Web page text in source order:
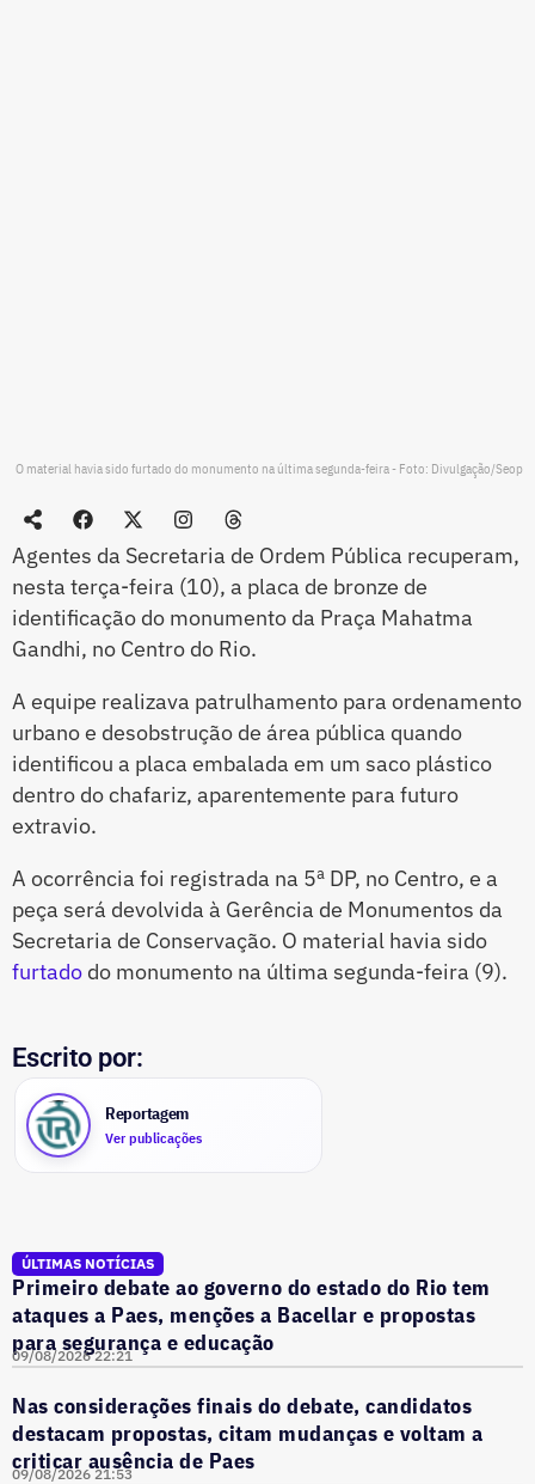
O material havia sido furtado do monumento na última segunda-feira - Foto: Divulgação/Seop
Agentes da Secretaria de Ordem Pública recuperam,
nesta terça-feira (10), a placa de bronze de
identificação do monumento da Praça Mahatma
Gandhi, no Centro do Rio.
A equipe realizava patrulhamento para ordenamento
urbano e desobstrução de área pública quando
identificou a placa embalada em um saco plástico
dentro do chafariz, aparentemente para futuro
extravio.
A ocorrência foi registrada na 5ª DP, no Centro, e a
peça será devolvida à Gerência de Monumentos da
Secretaria de Conservação. O material havia sido
furtado do monumento na última segunda-feira (9).
Escrito por:
Reportagem
Ver publicações
ÚLTIMAS NOTÍCIAS
Primeiro debate ao governo do estado do Rio tem
ataques a Paes, menções a Bacellar e propostas
para segurança e educação
09/08/2026 22:21
Nas considerações finais do debate, candidatos
destacam propostas, citam mudanças e voltam a
criticar ausência de Paes
09/08/2026 21:53